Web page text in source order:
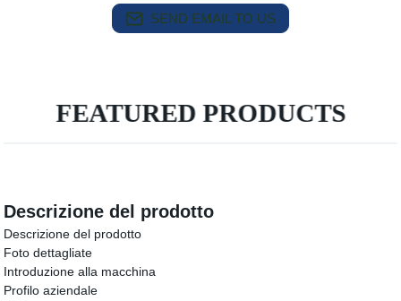
SEND EMAIL TO US
FEATURED PRODUCTS
Descrizione del prodotto
Descrizione del prodotto
Foto dettagliate
Introduzione alla macchina
Profilo aziendale